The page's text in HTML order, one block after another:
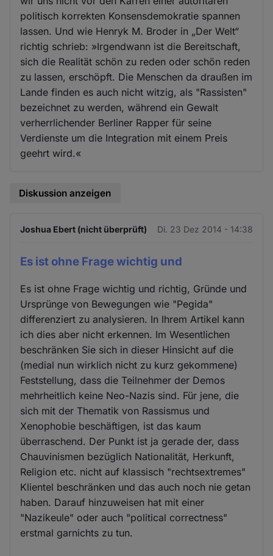
politisch korrekten Konsensdemokratie spannen
lassen. Und wie Henryk M. Broder in „Der Welt“
richtig schrieb: »Irgendwann ist die Bereitschaft,
sich die Realität schön zu reden oder schön reden
zu lassen, erschöpft. Die Menschen da draußen im
Lande finden es auch nicht witzig, als "Rassisten"
bezeichnet zu werden, während ein Gewalt
verherrlichender Berliner Rapper für seine
Verdienste um die Integration mit einem Preis
geehrt wird.«
Diskussion anzeigen
Joshua Ebert (nicht überprüft) Di. 23 Dez 2014 - 14:38
Es ist ohne Frage wichtig und
Es ist ohne Frage wichtig und richtig, Gründe und
Ursprünge von Bewegungen wie "Pegida"
differenziert zu analysieren. In Ihrem Artikel kann
ich dies aber nicht erkennen. Im Wesentlichen
beschränken Sie sich in dieser Hinsicht auf die
(medial nun wirklich nicht zu kurz gekommene)
Feststellung, dass die Teilnehmer der Demos
mehrheitlich keine Neo-Nazis sind. Für jene, die
sich mit der Thematik von Rassismus und
Xenophobie beschäftigen, ist das kaum
überraschend. Der Punkt ist ja gerade der, dass
Chauvinismen bezüglich Nationalität, Herkunft,
Religion etc. nicht auf klassisch "rechtsextremes"
Klientel beschränken und das auch noch nie getan
haben. Darauf hinzuweisen hat mit einer
"Nazikeule" oder auch "political correctness"
erstmal garnichts zu tun.